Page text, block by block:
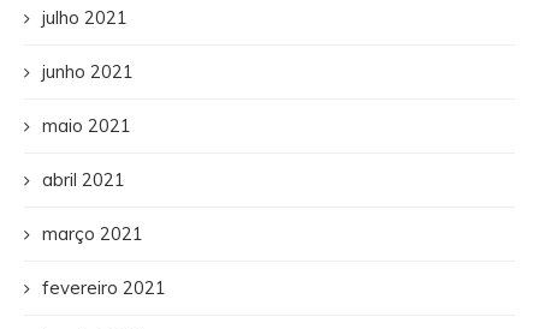
julho 2021
junho 2021
maio 2021
abril 2021
março 2021
fevereiro 2021